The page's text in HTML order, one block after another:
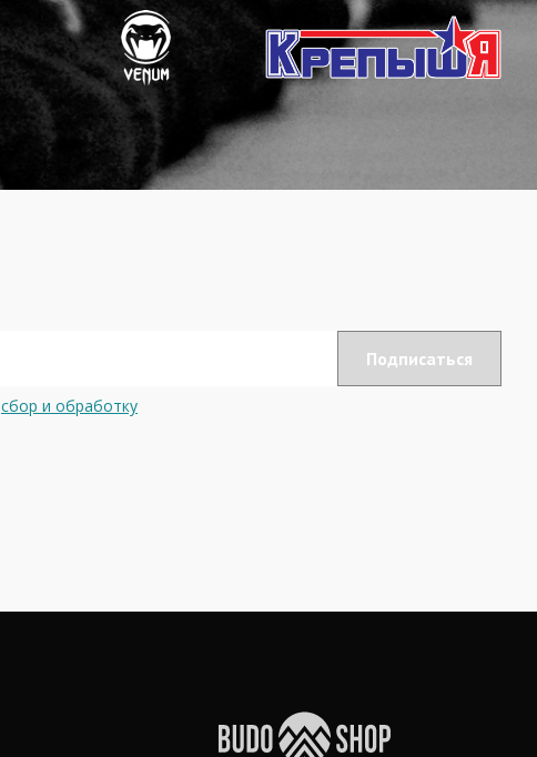
сбор и обработку